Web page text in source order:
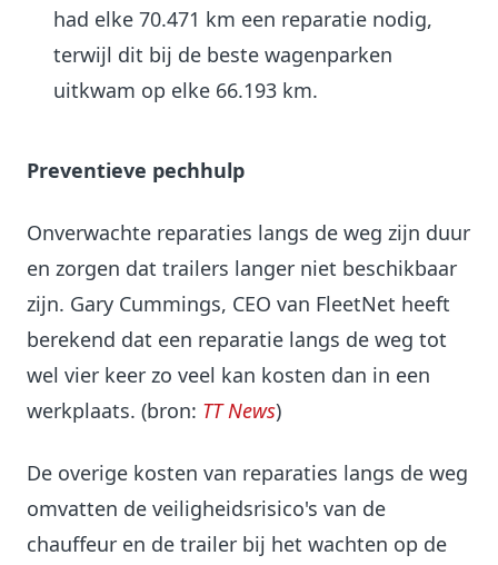
had elke 70.471 km een reparatie nodig,
terwijl dit bij de beste wagenparken
uitkwam op elke 66.193 km.
Preventieve pechhulp
Onverwachte reparaties langs de weg zijn duur
en zorgen dat trailers langer niet beschikbaar
zijn. Gary Cummings, CEO van FleetNet heeft
berekend dat een reparatie langs de weg tot
wel vier keer zo veel kan kosten dan in een
werkplaats. (bron: TT News)
De overige kosten van reparaties langs de weg
omvatten de veiligheidsrisico's van de
chauffeur en de trailer bij het wachten op de